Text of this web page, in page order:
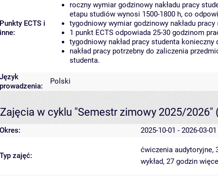
Punkty ECTS i
inne:
roczny wymiar godzinowy nakładu pracy
etapu studiów wynosi 1500-1800 h, co
tygodniowy wymiar godzinowy nakładu
1 punkt ECTS odpowiada 25-30 godzinom
tygodniowy nakład pracy studenta
nakład pracy potrzebny do zaliczenia
studenta.
Język
prowadzenia:
Polski
Zajęcia w cyklu "Semestr zimowy 2025/2026"
Okres: 2025-10-01 - 2026-03-01
Typ zajęć:
ćwiczenia audytoryjne,
wykład, 27 godzin